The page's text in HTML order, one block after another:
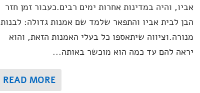
אביו, והיה במדינות אחרות ימים רבים.כעבור זמן חזר
הבן לבית אביו והתפאר שלמד שם אמנות גדולה: לבנות
מנורה.וציווה שיתאספו כל בעלי האמנות הזאת, והוא
יראה להם עד כמה הוא מוכשר באותה...
READ MORE